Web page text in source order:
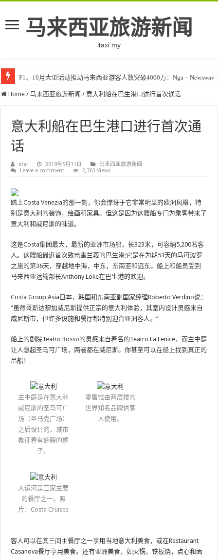
马来西亚旅游新闻
itaxi.my
F1、10月大型活动推动马来西亚游客人数突破4000万：Nga – Newswav
Home / 马来西亚旅游新闻 / 意大利船在巴生港口进行首次通话
意大利船在巴生港口进行首次通
话
star 2019年5月11日
马来西亚旅游新闻
Leave a comment
2,763 Views
踏上Costa Venezia的那一刻，你会惊讶于它非常明显的欧洲风格，特
别是意大利的装饰，绘画和家具。但这是因为这艘船专门为乘客带来了
意大利和威尼斯的味道。
这是Costa集团最大，最新的亚洲市场船，长323米，可容纳5,200名客
人。这艘船最近首次致电雪兰莪的巴生港;它是在为期53天的马可波罗
之旅的第36天，穿越地中海，中东，东南亚和远东。船上和船员受到
马来西亚运输部长Anthony Loke在巴生港的欢迎。
Costa Group Asia日本，韩国和东南亚副国家经理Roberto Verdino说：
“虽然哥斯达黎加威尼斯提供正宗的意大利体验，其室内设计灵感来自
威尼斯市，但许多设施和餐厅都特别迎合亚洲客人。“
船上的剧院Teatro Rosso的灵感来自着名的Teatro La Fenice，而主中庭
让人想起圣马可广场，两者都在威尼斯。你甚至可以在船上找到真正的
吊船！
主中庭是在意大利
威尼斯的圣马可广
场（圣马克广场）
之后设计的，城市
象征着有翅膀的狮
子。
零售馆由两层楼的
世界知名品牌供客
人使用。
大运河是三家主要
的餐厅之一。照
片：Costa Cruises
客人可以在其三间主餐厅之一享用当地意大利美食，或在Restaurant
Casanova餐厅享用美食。还有亚洲美食，如火锅，铁板烧，点心和面